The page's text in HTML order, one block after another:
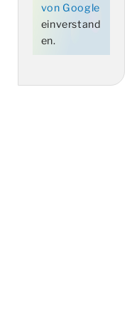
von Google
einverstand
en.